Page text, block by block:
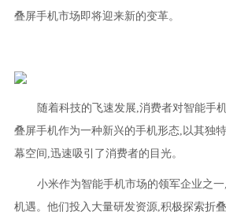
叠屏手机市场即将迎来新的变革。
随着科技的飞速发展,消费者对智能手
叠屏手机作为一种新兴的手机形态,以其独
幕空间,迅速吸引了消费者的目光。
小米作为智能手机市场的领军企业之
机遇。他们投入大量研发资源,积极探索折